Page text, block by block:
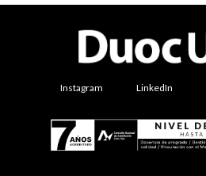
Instagram LinkedIn